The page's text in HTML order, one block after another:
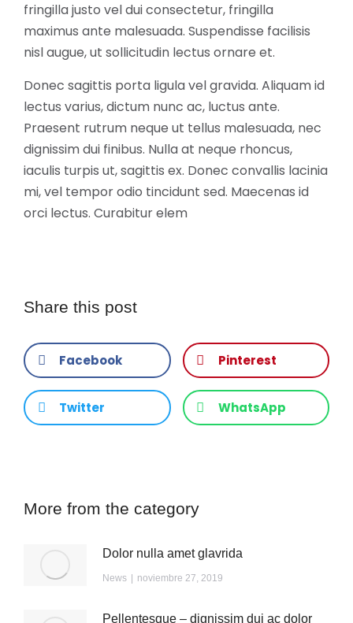
fringilla justo vel dui consectetur, fringilla
maximus ante malesuada. Suspendisse facilisis
nisl augue, ut sollicitudin lectus ornare et.
Donec sagittis porta ligula vel gravida. Aliquam id
lectus varius, dictum nunc ac, luctus ante.
Praesent rutrum neque ut tellus malesuada, nec
dignissim dui finibus. Nulla at neque rhoncus,
iaculis turpis ut, sagittis ex. Donec convallis lacinia
mi, vel tempor odio tincidunt sed. Maecenas id
orci lectus. Curabitur elem
Share this post
Facebook Pinterest
Twitter WhatsApp
More from the category
Dolor nulla amet glavrida
News noviembre 27, 2019
Pellentesque – dignissim dui ac dolor